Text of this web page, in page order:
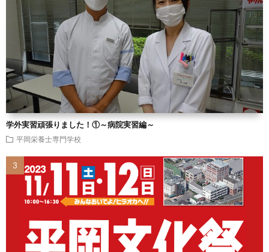
学外実習頑張りました！①～病院実習編～
平岡栄養士専門学校